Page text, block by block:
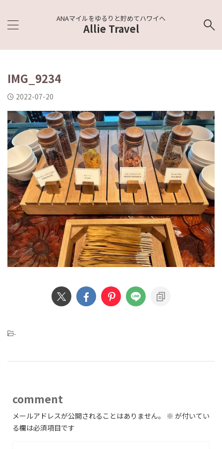
ANAマイルをゆるりと貯めてハワイへ
Allie Travel
IMG_9234
2022-07-20
-
comment
メールアドレスが公開されることはありません。 ※ が付いてい
る欄は必須項目です